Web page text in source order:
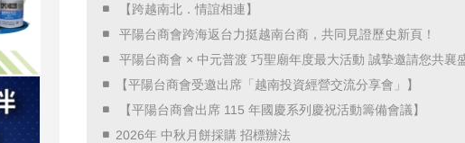
​ 【跨越南北．情誼相連】 ​
​ 平陽台商會跨海返台力挺越南台商，共同見證歷史新頁！ ​
平陽台商會 × 中元普渡 巧聖廟年度最大活動 誠摯邀請您共襄
【平陽台商會受邀出席「越南投資經營交流分享會」】
​ 【平陽台商會出席 115 年國慶系列慶祝活動籌備會議】 ​
2026年 中秋月餅採購 招標辦法